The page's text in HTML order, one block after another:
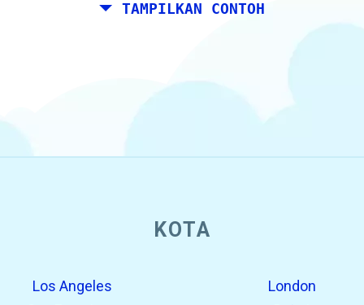
TAMPILKAN CONTOH
KOTA
Los Angeles London